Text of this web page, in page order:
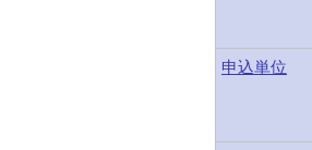
申込単位